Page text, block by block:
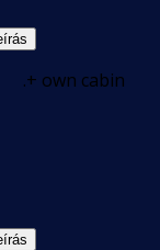
.+ own cabin